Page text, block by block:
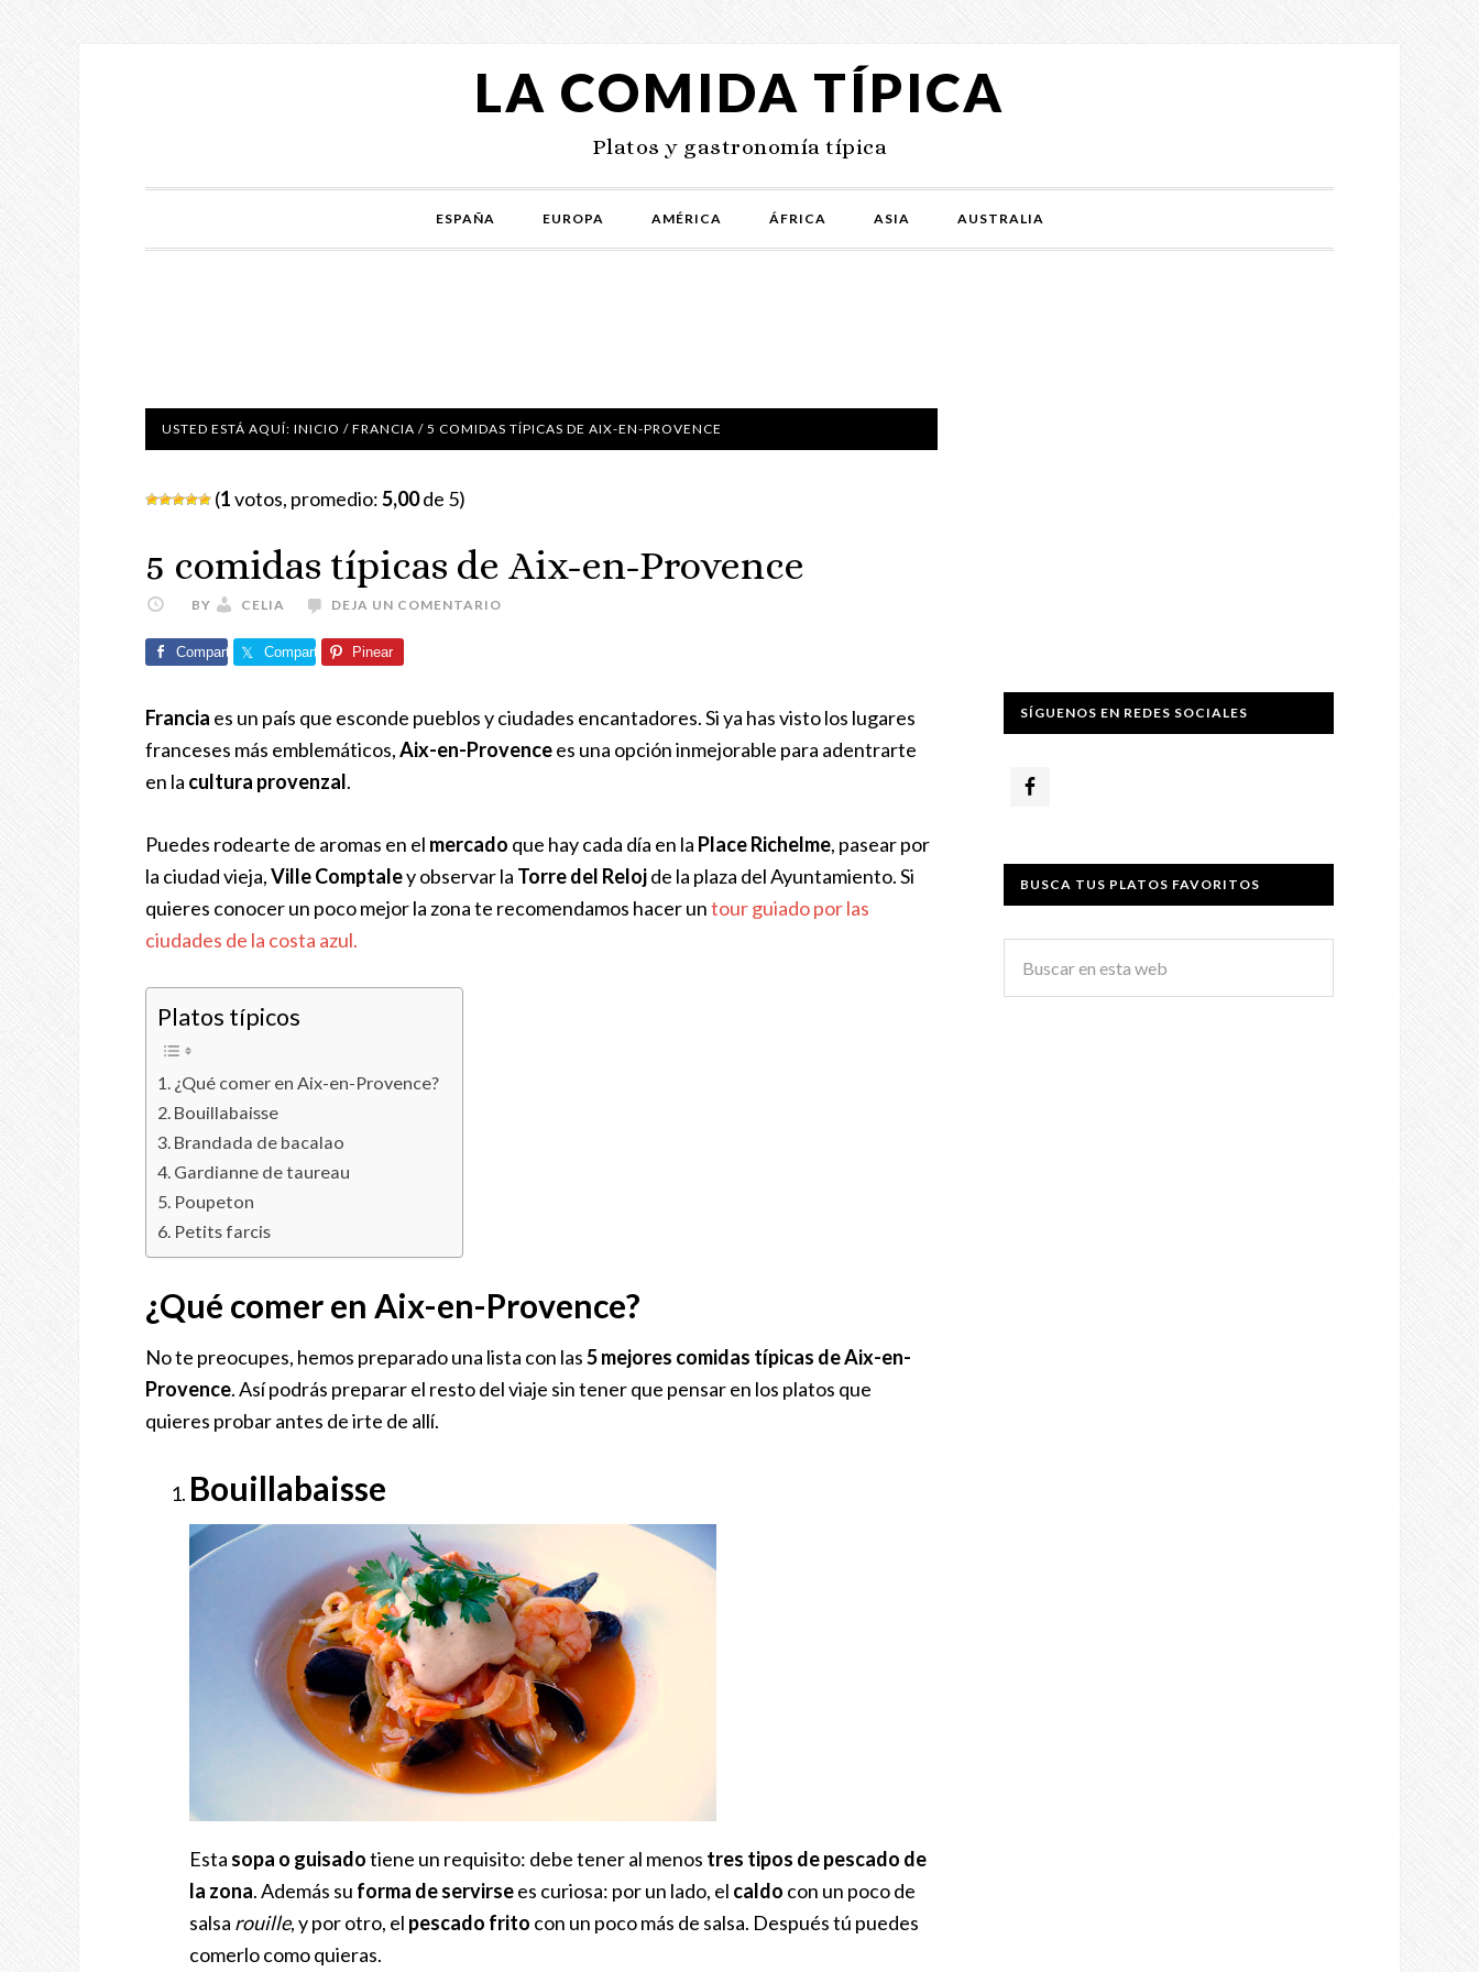
LA COMIDA TÍPICA
Platos y gastronomía típica
ESPAÑA EUROPA AMÉRICA ÁFRICA ASIA AUSTRALIA
USTED ESTÁ AQUÍ: INICIO / FRANCIA / 5 COMIDAS TÍPICAS DE AIX-EN-PROVENCE
(1votos, promedio:5,00de 5)
5 comidas típicas de Aix-en-Provence
BY CELIA DEJA UN COMENTARIO
Comparte Comparte Pinear
Francia es un país que esconde pueblos y ciudades encantadores. Si ya has visto los lugares
franceses más emblemáticos,Aix-en-Provencees una opción inmejorable para adentrarte
en la cultura provenzal.
Puedes rodearte de aromas en el mercado que hay cada día en la Place Richelme, pasear por
la ciudad vieja,Ville Comptaley observar la Torre del Relojde la plaza del Ayuntamiento. Si
quieres conocer un poco mejor la zona te recomendamos hacer untour guiado por las
ciudades de la costa azul.
Platos típicos
¿Qué comer en Aix-en-Provence?
Bouillabaisse
Brandada de bacalao
Gardianne de taureau
Poupeton
Petits farcis
¿Qué comer en Aix-en-Provence?
No te preocupes, hemos preparado una lista con las5 mejores comidas típicas de Aix-en-
Provence. Así podrás preparar el resto del viaje sin tener que pensar en los platos que
quieres probar antes de irte de allí.
Bouillabaisse
Esta sopa o guisadotiene un requisito: debe tener al menos tres tipos de pescado de
la zona. Además su forma de servirsees curiosa: por un lado, el caldo con un poco de
salsa rouille, y por otro, el pescado frito con un poco más de salsa. Después tú puedes
comerlo como quieras.
SÍGUENOS EN REDES SOCIALES
BUSCA TUS PLATOS FAVORITOS